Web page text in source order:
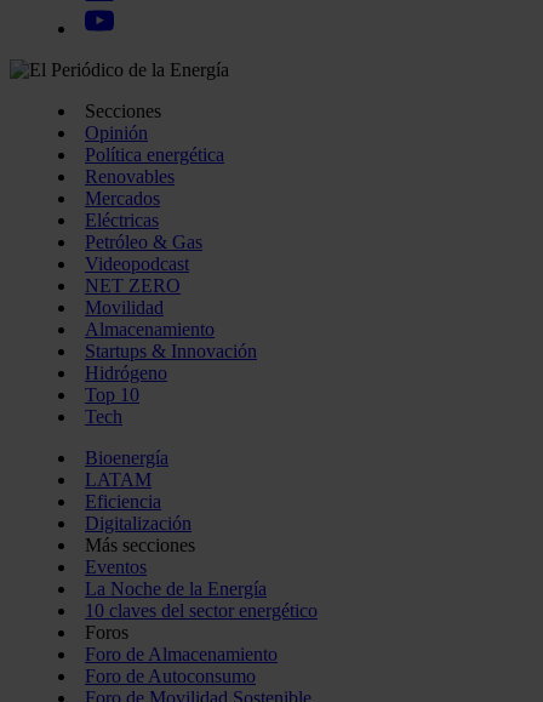
Secciones
Opinión
Política energética
Renovables
Mercados
Eléctricas
Petróleo & Gas
Videopodcast
NET ZERO
Movilidad
Almacenamiento
Startups & Innovación
Hidrógeno
Top 10
Tech
Bioenergía
LATAM
Eficiencia
Digitalización
Más secciones
Eventos
La Noche de la Energía
10 claves del sector energético
Foros
Foro de Almacenamiento
Foro de Autoconsumo
Foro de Movilidad Sostenible